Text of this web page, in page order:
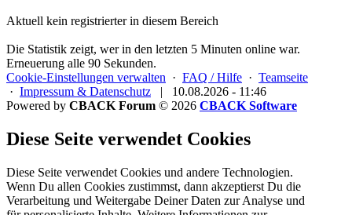
Aktuell kein registrierter in diesem Bereich
Die Statistik zeigt, wer in den letzten 5 Minuten online war.
Erneuerung alle 90 Sekunden.
Cookie-Einstellungen verwalten · FAQ / Hilfe · Teamseite
· Impressum & Datenschutz |
10.08.2026 - 11:46
Powered by CBACK Forum © 2026 CBACK Software
Diese Seite verwendet Cookies
Diese Seite verwendet Cookies und andere Technologien.
Wenn Du allen Cookies zustimmst, dann akzeptierst Du die
Verarbeitung und Weitergabe Deiner Daten zur Analyse und